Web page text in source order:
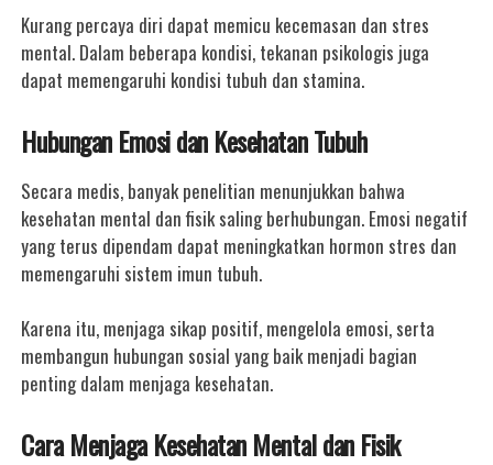
Kurang percaya diri dapat memicu kecemasan dan stres
mental. Dalam beberapa kondisi, tekanan psikologis juga
dapat memengaruhi kondisi tubuh dan stamina.
Hubungan Emosi dan Kesehatan Tubuh
Secara medis, banyak penelitian menunjukkan bahwa
kesehatan mental dan fisik saling berhubungan. Emosi negatif
yang terus dipendam dapat meningkatkan hormon stres dan
memengaruhi sistem imun tubuh.
Karena itu, menjaga sikap positif, mengelola emosi, serta
membangun hubungan sosial yang baik menjadi bagian
penting dalam menjaga kesehatan.
Cara Menjaga Kesehatan Mental dan Fisik